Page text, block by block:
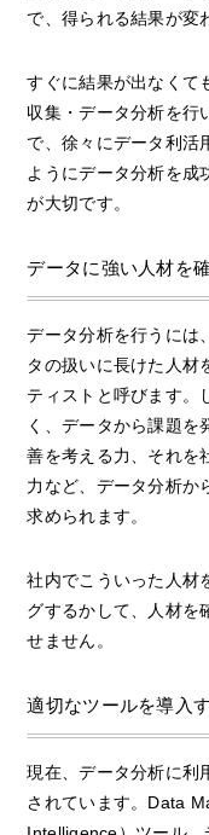
で、得られる結果が変
すぐに結果が出なくて
収集・データ分析を行
で、徐々にデータ利活
ようにデータ分析を成
が大切です。
データに強い人材を
データ分析を行うには
タの扱いに長けた人材
ティストと呼びます。
く、データから課題を
善を考える力、それを
力など、データ分析か
求められます。
社内でこういった人材
グするかして、人材を
せません。
適切なツールを導入
現在、データ分析に利
されています。Data